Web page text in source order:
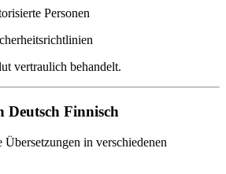
Personen
vertraulich behandelt.
Deutsch Finnisch
in verschiedenen